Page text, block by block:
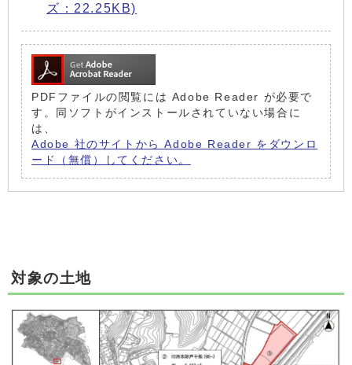
ズ：22.25KB)
PDFファイルの閲覧には Adobe Reader が必要で
す。同ソフトがインストールされていない場合に
は、
Adobe 社のサイトから Adobe Reader をダウンロ
ード（無償）してください。
対象の土地